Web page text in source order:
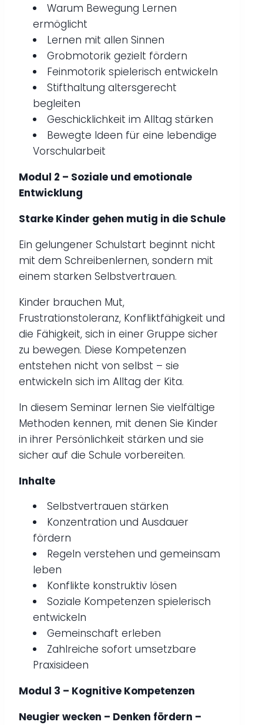
Warum Bewegung Lernen
ermöglicht
Lernen mit allen Sinnen
Grobmotorik gezielt fördern
Feinmotorik spielerisch entwickeln
Stifthaltung altersgerecht
begleiten
Geschicklichkeit im Alltag stärken
Bewegte Ideen für eine lebendige
Vorschularbeit
Modul 2 – Soziale und emotionale
Entwicklung
Starke Kinder gehen mutig in die Schule
Ein gelungener Schulstart beginnt nicht
mit dem Schreibenlernen, sondern mit
einem starken Selbstvertrauen.
Kinder brauchen Mut,
Frustrationstoleranz, Konfliktfähigkeit und
die Fähigkeit, sich in einer Gruppe sicher
zu bewegen. Diese Kompetenzen
entstehen nicht von selbst – sie
entwickeln sich im Alltag der Kita.
In diesem Seminar lernen Sie vielfältige
Methoden kennen, mit denen Sie Kinder
in ihrer Persönlichkeit stärken und sie
sicher auf die Schule vorbereiten.
Inhalte
Selbstvertrauen stärken
Konzentration und Ausdauer
fördern
Regeln verstehen und gemeinsam
leben
Konflikte konstruktiv lösen
Soziale Kompetenzen spielerisch
entwickeln
Gemeinschaft erleben
Zahlreiche sofort umsetzbare
Praxisideen
Modul 3 – Kognitive Kompetenzen
Neugier wecken – Denken fördern –